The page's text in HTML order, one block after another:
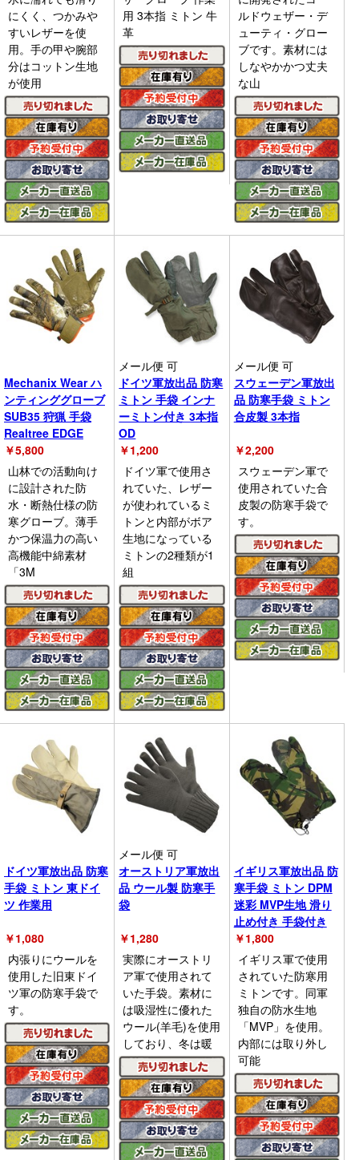
にくく、つかみや
すいレザーを使
用。手の甲や腕部
分はコットン生地
が使用
用 3本指 ミトン 牛
革
ルドウェザー・デ
ューティ・グロー
ブです。素材には
しなやかかつ丈夫
な山
Mechanix Wear ハ
ンティンググローブ
SUB35 狩猟 手袋
Realtree EDGE
￥5,800
山林での活動向け
に設計された防
水・断熱仕様の防
寒グローブ。薄手
かつ保温力の高い
高機能中綿素材
「3M
メール便 可
ドイツ軍放出品 防寒
ミトン 手袋 インナ
ーミトン付き 3本指
OD
￥1,200
ドイツ軍で使用さ
れていた、レザー
が使われているミ
トンと内部がボア
生地になっている
ミトンの2種類が1
組
メール便 可
スウェーデン軍放出
品 防寒手袋 ミトン
合皮製 3本指
￥2,200
スウェーデン軍で
使用されていた合
皮製の防寒手袋で
す。
ドイツ軍放出品 防寒
手袋 ミトン 東ドイ
ツ 作業用
￥1,080
内張りにウールを
使用した旧東ドイ
ツ軍の防寒手袋で
す。
メール便 可
オーストリア軍放出
品 ウール製 防寒手
袋
￥1,280
実際にオーストリ
ア軍で使用されて
いた手袋。素材に
は吸湿性に優れた
ウール(羊毛)を使用
しており、冬は暖
イギリス軍放出品 防
寒手袋 ミトン DPM
迷彩 MVP生地 滑り
止め付き 手袋付き
￥1,800
イギリス軍で使用
されていた防寒用
ミトンです。同軍
独自の防水生地
「MVP」を使用。
内部には取り外し
可能